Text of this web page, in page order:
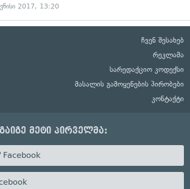
2017, 13:20
ჩვენ შესახებ
რეკლამა
სარედაქციო კოდექსი
მასალის გამოყენების პირობები
კონტაქტი
გაიგე მეტი პირველმა:
Facebook